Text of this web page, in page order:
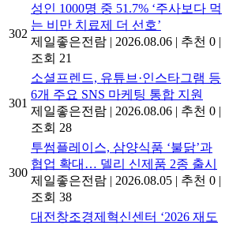
302
성인 1000명 중 51.7% ‘주사보다 먹
는 비만 치료제 더 선호’
제일좋은전람 | 2026.08.06 | 추천 0 |
조회 21
301
소셜프렌드, 유튜브·인스타그램 등
6개 주요 SNS 마케팅 통합 지원
제일좋은전람 | 2026.08.06 | 추천 0 |
조회 28
300
투썸플레이스, 삼양식품 ‘불닭’과
협업 확대… 델리 신제품 2종 출시
제일좋은전람 | 2026.08.05 | 추천 0 |
조회 38
대전창조경제혁신센터 ‘2026 재도